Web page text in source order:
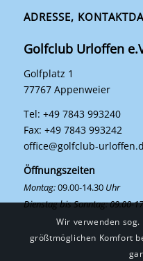
ADRESSE,
Golfclub Urloffen
Golfplatz 1
77767 Appenweier
Tel: +49 7843 993240
Fax: +49 7843 993242
office@golfclub-
Öffnungszeiten
Montag:09.00-14.30 Uhr
Dienstag bis Sonntag: 09.00-
Wir verwenden
größtmöglichen Komfort